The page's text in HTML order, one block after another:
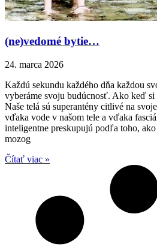
(ne)vedomé bytie…
24. marca 2026
Každú sekundu každého dňa každou
vyberáme svoju budúcnosť. Ako keď si
Naše telá sú superantény citlivé na
vďaka vode v našom tele a vďaka
inteligentne preskupujú podľa toho, ako
mozog
Čítať viac »